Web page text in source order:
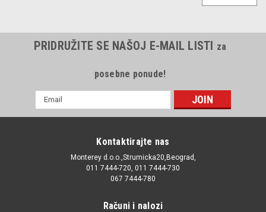
PRIDRUŽITE SE NAŠOJ E-MAIL LISTI za
posebne ponude!
mail
Kontaktirajte nas
Monterey d.o.o.,Strumicka20,Beograd,
011 7444-720, 011 7444-730
067 7444-780
Računi i nalozi